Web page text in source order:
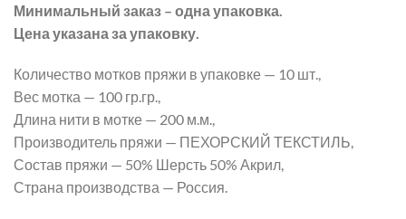
Минимальный заказ – одна упаковка.
Цена указана за упаковку.
Количество мотков пряжи в упаковке — 10 шт.,
Вес мотка — 100 гр.гр.,
Длина нити в мотке — 200 м.м.,
Производитель пряжи — ПЕХОРСКИЙ ТЕКСТИЛЬ,
Состав пряжи — 50% Шерсть 50% Акрил,
Страна производства — Россия.